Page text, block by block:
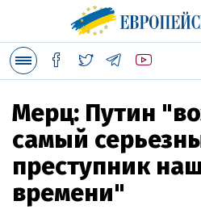
Мерц: Путин
самый
преступник
времени"